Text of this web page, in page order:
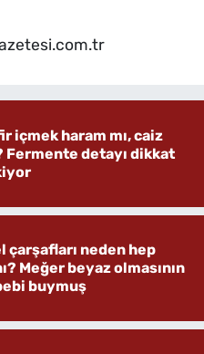
içmek haram mı, caiz
Fermente detayı dikkat
çarşafları neden hep
Meğer beyaz olmasının
buymuş